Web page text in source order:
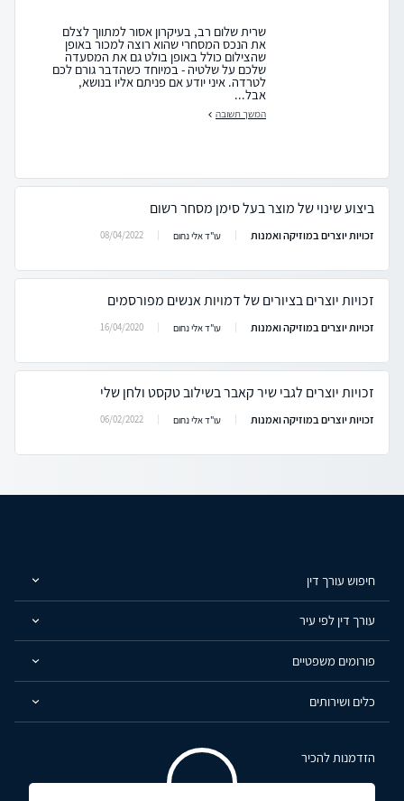
שרית שלום רב, בעיקרון אסור למתווך לצלם
את הנכס המסחרי שהוא רוצה למכור באופן
שהצילום כולל באופן בולט גם את המסעדה
שלכם על שלטיה - במיוחד כשהדבר גורם לכם
לטרדה. איני יודע אם פניתם אליו בנושא,
אבל...
המשך תשובה
ביצוע שינוי של מוצר בעל סימן מסחר רשום
זכויות יוצרים במוזיקה ואמנות עו"ד אלי נחום 08/04/2022
זכויות יוצרים בציורים של דמויות אנשים מפורסמים
זכויות יוצרים במוזיקה ואמנות עו"ד אלי נחום 16/04/2020
זכויות יוצרים לגבי שיר קאבר בשילוב טקסט ולחן שלי
זכויות יוצרים במוזיקה ואמנות עו"ד אלי נחום 06/02/2022
חיפוש עורך דין
עורך דין לפי עיר
פורומים משפטיים
כלים ושירותים
הזדמנות להכיר